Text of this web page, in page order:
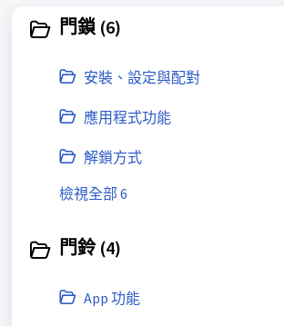
門鎖 (6)
安裝、設定與配對
應用程式功能
解鎖方式
檢視全部 6
門鈴 (4)
App 功能